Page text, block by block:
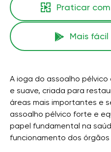
Praticar
Mais
A ioga do assoalho
e suave, criada para
áreas mais importantes e
assoalho pélvico forte e
papel fundamental na
funcionamento dos